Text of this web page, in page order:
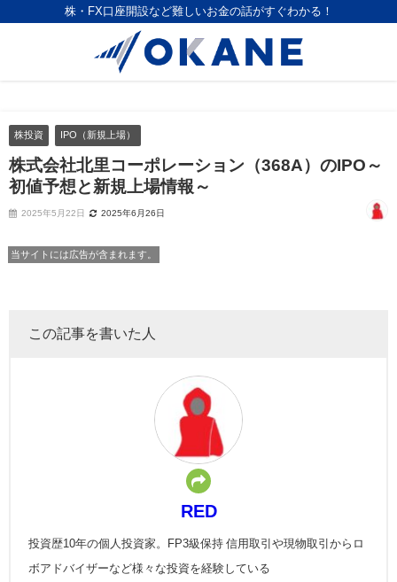
株・FX口座開設など難しいお金の話がすぐわかる！
株投資 IPO（新規上場）
株式会社北里コーポレーション（368A）のIPO～
初値予想と新規上場情報～
2025年5月22日 2025年6月26日
当サイトには広告が含まれます。
この記事を書いた人
RED
投資歴10年の個人投資家。FP3級保持 信用取引や現物取引からロ
ボアドバイザーなど様々な投資を経験している